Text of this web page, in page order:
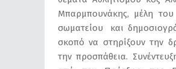
Μπαρμπουνάκης, μέλη
σωματείου και
σκοπό να στηρίξουν την
την προσπάθεια.